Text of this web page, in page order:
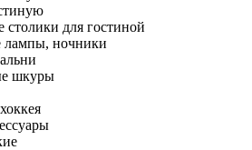
для гостиной
лампы, ночники
шкуры